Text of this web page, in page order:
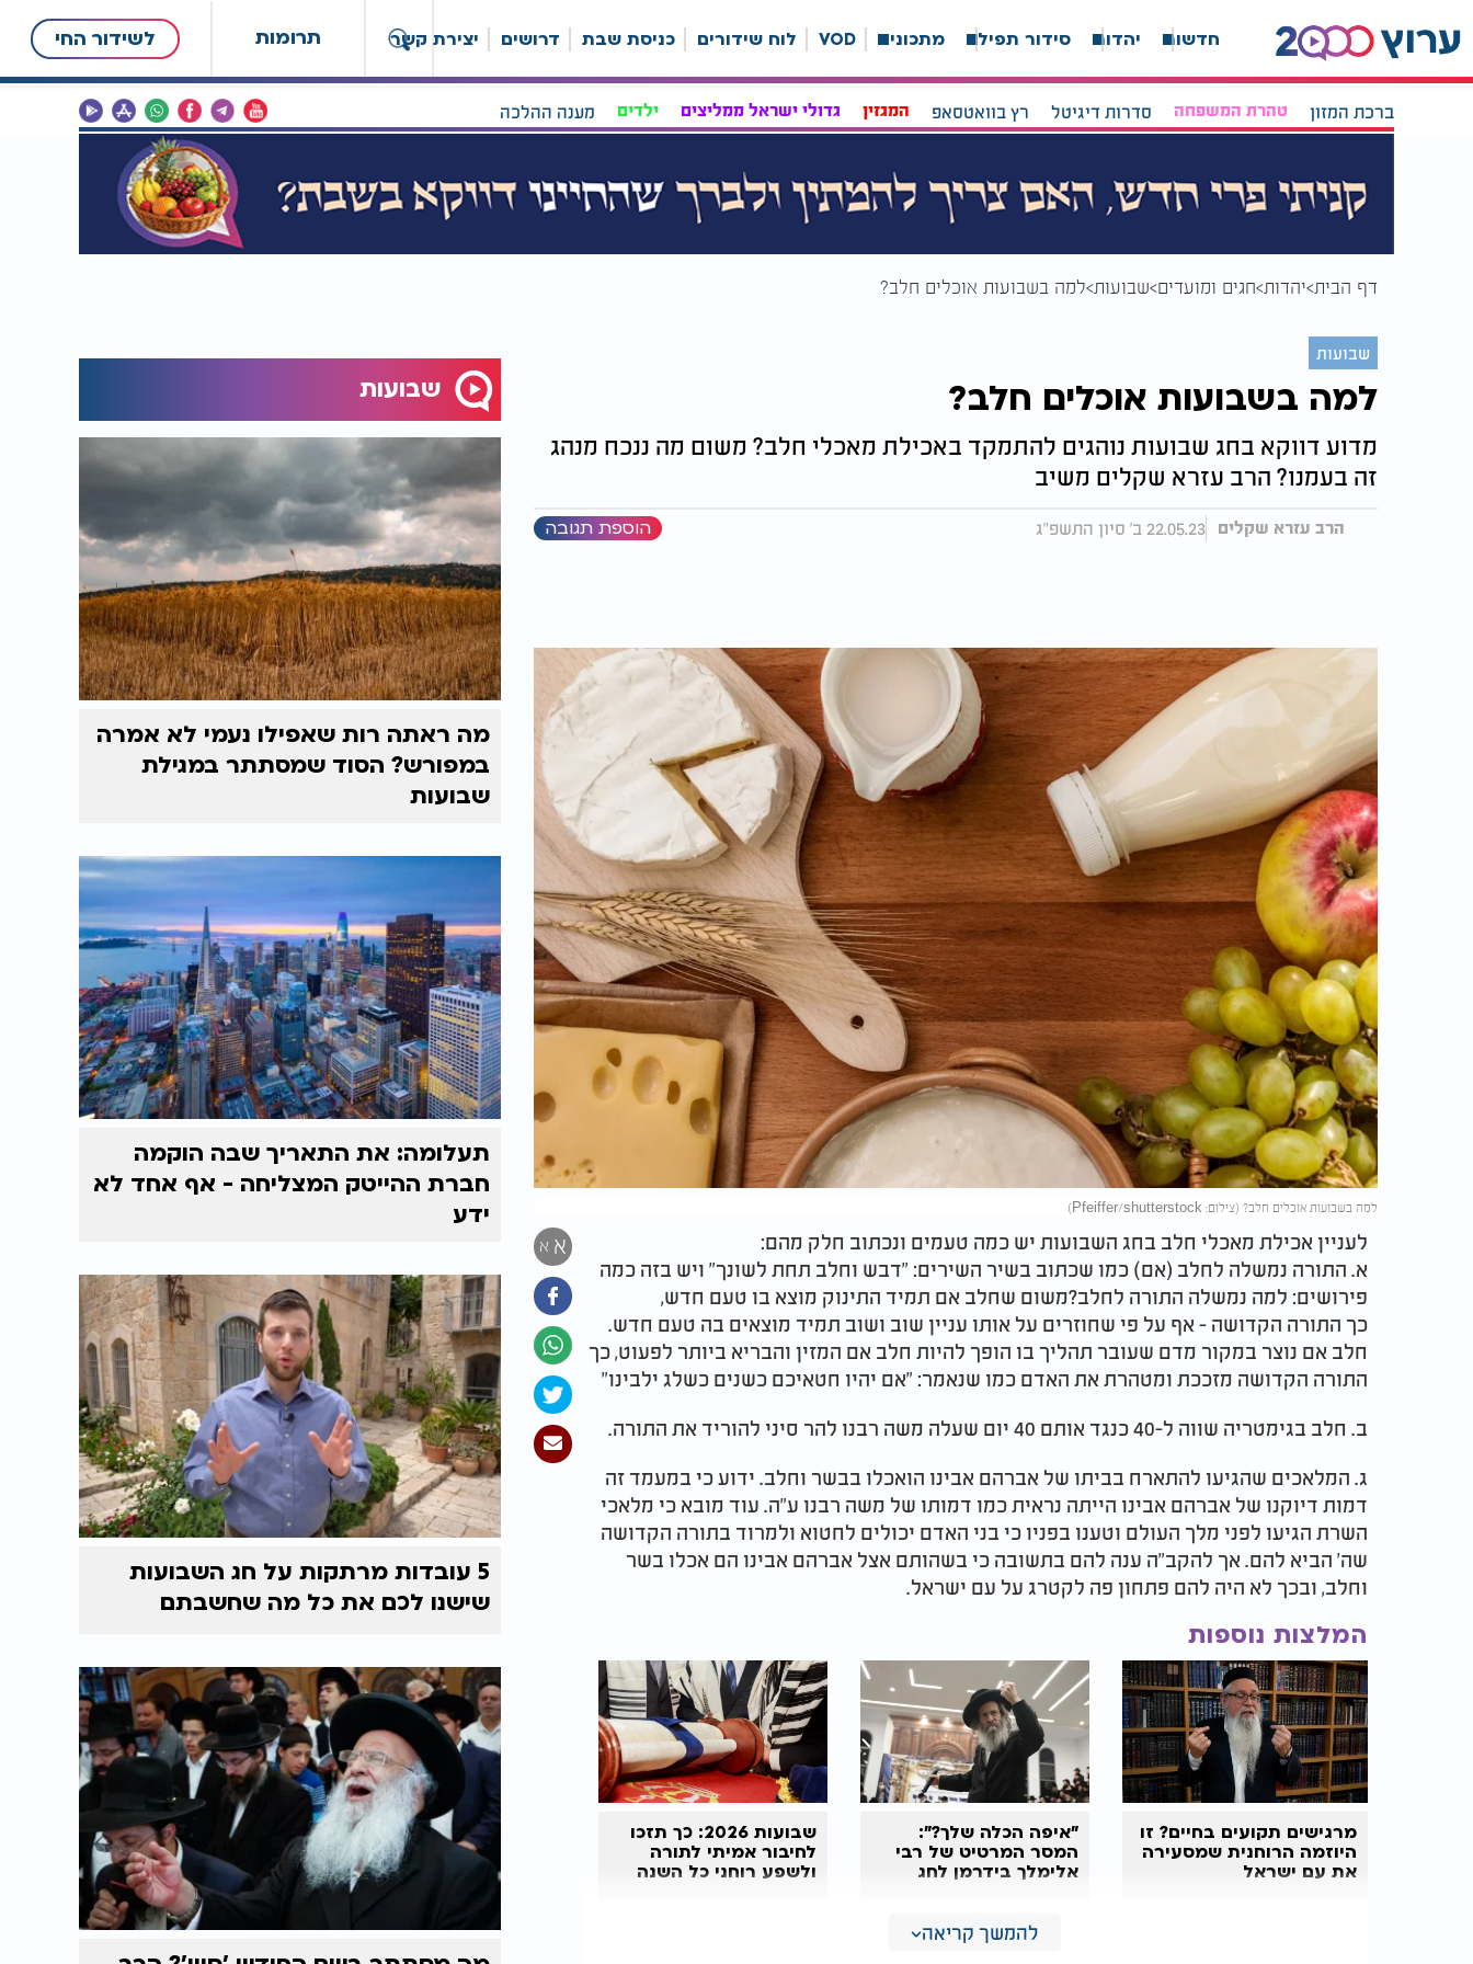
תרומות לשידור החי חדשות יהדות סידור תפילה מתכונים VOD לוח שידורים כניסת שבת דרושים יצירת קשר
ברכת המזון טהרת המשפחה סדרות דיגיטל רץ בוואטסאפ המגזין גדולי ישראל ממליצים ילדים מענה ההלכה
דף הבית יהדות חגים ומועדים שבועות למה בשבועות אוכלים חלב?
שבועות
למה בשבועות אוכלים חלב?
מדוע דווקא בחג שבועות נוהגים להתמקד באכילת מאכלי חלב? משום מה ננכח מנהג
זה בעמנו? הרב עזרא שקלים משיב
הרב עזרא שקלים 22.05.23 ב' סיון התשפ"ג הוספת תגובה
למה בשבועות אוכלים חלב? (צילום: Pfeiffer/shutterstock)
א א
לעניין אכילת מאכלי חלב בחג השבועות יש כמה טעמים ונכתוב חלק מהם:
א. התורה נמשלה לחלב (אם) כמו שכתוב בשיר השירים: "דבש וחלב תחת לשונך" ויש בזה כמה
פירושים: למה נמשלה התורה לחלב?משום שחלב אם תמיד התינוק מוצא בו טעם חדש,
כך התורה הקדושה - אף על פי שחוזרים על אותו עניין שוב ושוב תמיד מוצאים בה טעם חדש.
חלב אם נוצר במקור מדם שעובר תהליך בו הופך להיות חלב אם המזין והבריא ביותר לפעוט, כך
התורה הקדושה מזככת ומטהרת את האדם כמו שנאמר: "אם יהיו חטאיכם כשנים כשלג ילבינו"
ב. חלב בגימטריה שווה ל-40 כנגד אותם 40 יום שעלה משה רבנו להר סיני להוריד את התורה.
ג. המלאכים שהגיעו להתארח בביתו של אברהם אבינו הואכלו בבשר וחלב. ידוע כי במעמד זה
דמות דיוקנו של אברהם אבינו הייתה נראית כמו דמותו של משה רבנו ע"ה. עוד מובא כי מלאכי
השרת הגיעו לפני מלך העולם וטענו בפניו כי בני האדם יכולים לחטוא ולמרוד בתורה הקדושה
שה' הביא להם. אך להקב"ה ענה להם בתשובה כי בשהותם אצל אברהם אבינו הם אכלו בשר
וחלב, ובכך לא היה להם פתחון פה לקטרג על עם ישראל.
המלצות נוספות
מרגישים תקועים בחיים? זו
היוזמה הרוחנית שמסעירה
את עם ישראל
"איפה הכלה שלך?":
המסר המרטיט של רבי
אלימלך בידרמן לחג
שבועות 2026: כך תזכו
לחיבור אמיתי לתורה
ולשפע רוחני כל השנה
ד. מובא במדרש שכאשר קיבלנו את התורה בהר סיני נודע לעם ישראל איסור של בשר וחלב, וכן
להמשך קריאה
שבועות
מה ראתה רות שאפילו נעמי לא אמרה
במפורש? הסוד שמסתתר במגילת
שבועות
תעלומה: את התאריך שבה הוקמה
חברת ההייטק המצליחה - אף אחד לא
ידע
5 עובדות מרתקות על חג השבועות
שישנו לכם את כל מה שחשבתם